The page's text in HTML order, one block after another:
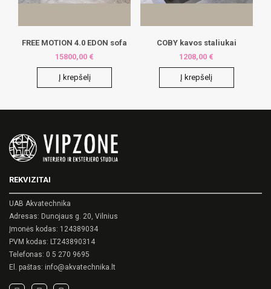
FREE MOTION 4.0 EDON sofa
15800,00 €
Į krepšelį
COBY kavos staliukai
1208,00 €
Į krepšelį
REKVIZITAI
UAB Akvatechnika
Adresas: Dunojaus g. 20, Vilnius
Įmonės kodas: 124389034
PVM kodas: LT243890314
Telefonas: 0 5 270 9695
El. paštas: info@akvatechnika.lt